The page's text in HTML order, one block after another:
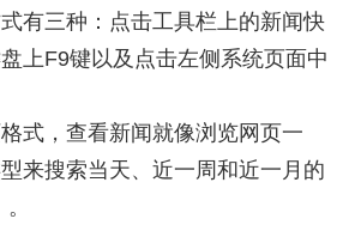
有三种：点击工具栏上的新闻快
上F9键以及点击左侧系统页面中
式，查看新闻就像浏览网页一
来搜索当天、近一周和近一月的